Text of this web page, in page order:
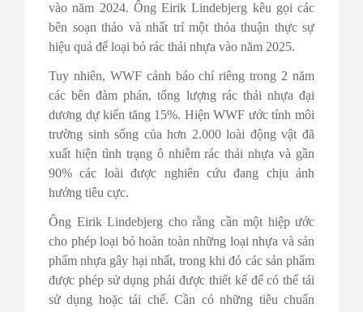
vào năm 2024. Ông Eirik Lindebjerg kêu gọi các
bên soạn thảo và nhất trí một thỏa thuận thực sự
hiệu quả để loại bỏ rác thải nhựa vào năm 2025.
Tuy nhiên, WWF cảnh báo chỉ riêng trong 2 năm
các bên đàm phán, tổng lượng rác thải nhựa đại
dương dự kiến tăng 15%. Hiện WWF ước tính môi
trường sinh sống của hơn 2.000 loài động vật đã
xuất hiện tình trạng ô nhiễm rác thải nhựa và gần
90% các loài được nghiên cứu đang chịu ảnh
hưởng tiêu cực.
Ông Eirik Lindebjerg cho rằng cần một hiệp ước
cho phép loại bỏ hoàn toàn những loại nhựa và sản
phẩm nhựa gây hại nhất, trong khi đó các sản phẩm
được phép sử dụng phải được thiết kế để có thể tái
sử dụng hoặc tái chế. Cần có những tiêu chuẩn